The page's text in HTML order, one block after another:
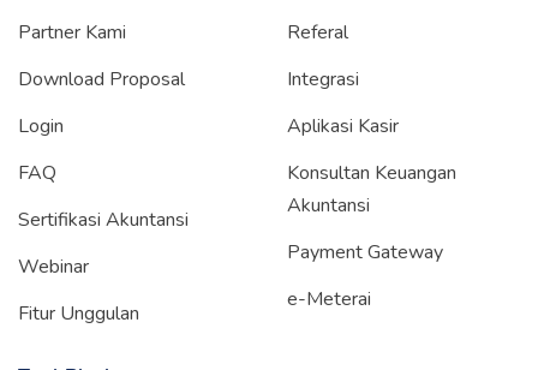
Partner Kami
Download Proposal
Login
FAQ
Sertifikasi Akuntansi
Webinar
Fitur Unggulan
Referal
Integrasi
Aplikasi Kasir
Konsultan Keuangan
Akuntansi
Payment Gateway
e-Meterai